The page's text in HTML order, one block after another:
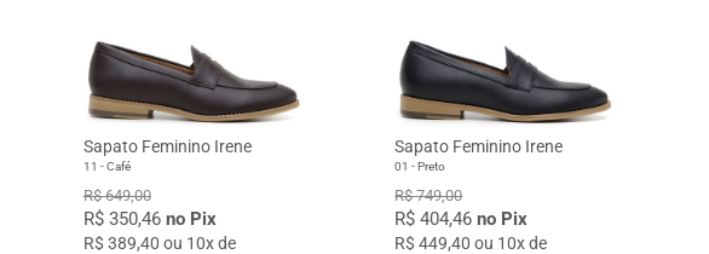
Sapato Feminino Irene
11 - Café
R$ 649,00
R$ 350,46 no Pix
R$ 389,40 ou 10x de
Sapato Feminino Irene
01 - Preto
R$ 749,00
R$ 404,46no Pix
R$ 449,40 ou 10x de